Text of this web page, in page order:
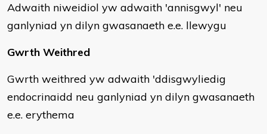
Adwaith niweidiol yw adwaith 'annisgwyl' neu
ganlyniad yn dilyn gwasanaeth e.e. llewygu
Gwrth Weithred
Gwrth weithred yw adwaith 'ddisgwyliedig
endocrinaidd neu ganlyniad yn dilyn gwasanaeth
e.e. erythema